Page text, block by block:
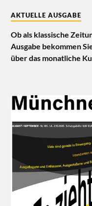
AKTUELLE AUSGABE
Ob als klassische
Ausgabe bekommen
über das monatliche